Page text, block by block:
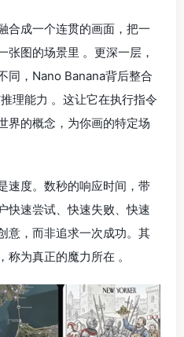
合成一个连贯的画面，把一
张图的场景里 。更深一层，
同，Nano Banana背后整合
理能力 。这让它在执行指令
界的概念，为你画的特定场
速度。数秒的响应时间，带
快速尝试、快速失败、快速
意，而非追求一次成功。其
为真正的魔力所在 。